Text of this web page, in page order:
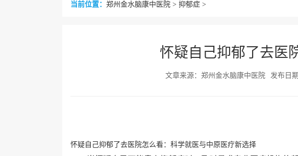
当前位置： 郑州金水脑康中医院 > 抑郁症 >
怀疑自己抑郁了去医
文章来源：郑州金水脑康中医院 发布日
怀疑自己抑郁了去医院怎么看：科学就医与中原医疗新选择